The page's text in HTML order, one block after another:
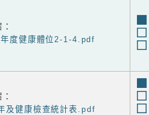
度健康體位2-1-4.pdf
及健康檢查統計表.pdf